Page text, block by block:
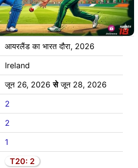
आयरलैंड का भारत दौरा, 2026
Ireland
जून 26, 2026सेजून 28, 2026
2
2
1
T20: 2